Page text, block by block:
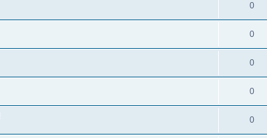
0
0
0
0
0